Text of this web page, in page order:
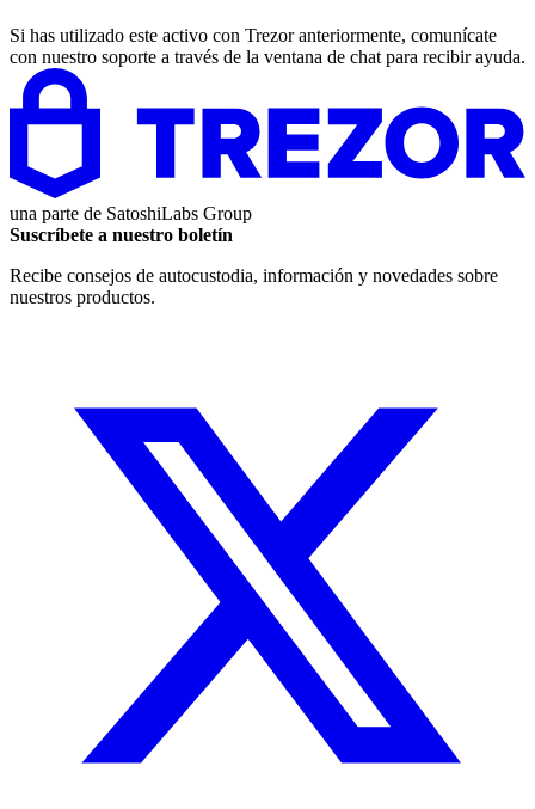
Si has utilizado este activo con Trezor anteriormente, comunícate
con nuestro soporte a través de la ventana de chat para recibir ayuda.
una parte de SatoshiLabs Group
Suscríbete a nuestro boletín
Recibe consejos de autocustodia, información y novedades sobre
nuestros productos.